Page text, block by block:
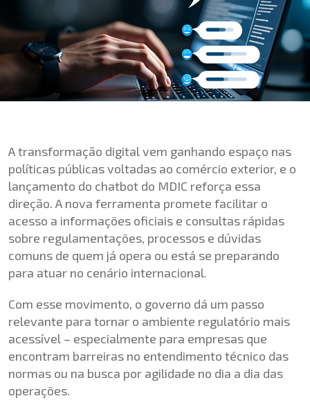
A transformação digital vem ganhando espaço nas
políticas públicas voltadas ao comércio exterior, e o
lançamento do chatbot do MDIC reforça essa
direção. A nova ferramenta promete facilitar o
acesso a informações oficiais e consultas rápidas
sobre regulamentações, processos e dúvidas
comuns de quem já opera ou está se preparando
para atuar no cenário internacional.
Com esse movimento, o governo dá um passo
relevante para tornar o ambiente regulatório mais
acessível – especialmente para empresas que
encontram barreiras no entendimento técnico das
normas ou na busca por agilidade no dia a dia das
operações.